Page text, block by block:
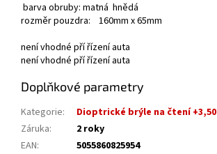
barva obruby: matná hnědá
rozměr pouzdra: 160mm x 65mm
není vhodné pří řízení auta
není vhodné pří řízení auta
Doplňkové parametry
Kategorie:
Dioptrické brýle na čtení +3,50
Záruka:
2 roky
EAN:
5055860825954